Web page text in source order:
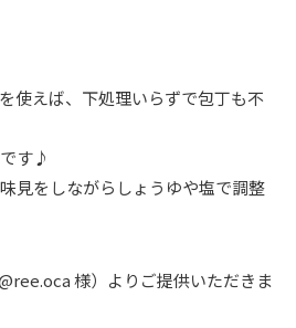
使えば、下処理いらずで包丁も不
す♪
見をしながらしょうゆや塩で調整
様）よりご提供いただきま